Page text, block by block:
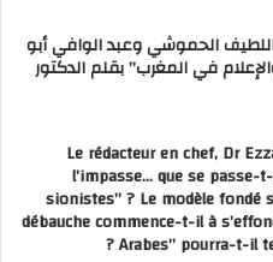
الحموشي وعبد الوافي أبو
في المغرب” بقلم الدكتور
Le rédacteur en chef, Dr
l’impasse… que se passe-
sionistes” ? Le modèle fondé
débauche commence-t-il à
Arabes” pourra-t-il